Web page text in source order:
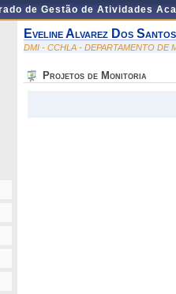
de Gestão de Atividades
Eveline Alvarez Dos Santos
DMI - CCHLA - DEPARTAMENTO DE
Projetos de Monitoria